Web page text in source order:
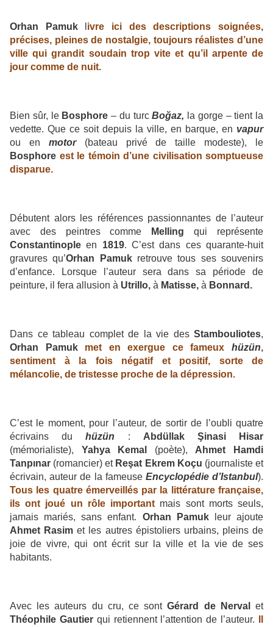
Orhan Pamukl ivre ici des descriptions soignées,
précises, pleines de nostalgie, toujours réalistes d’une
ville qui grandit soudain trop vite et qu’il arpente de
jour comme de nuit.
Bien sûr, le Bosphore – du turcBoğaz, la gorge – tient la
vedette. Que ce soit depuis la ville, en barque, en vapur
ou en motor
(bateau privé de taille modeste), le
Bosphore est le témoin d’une civilisation somptueuse
disparue.
Débutent alors les références passionnantes de l’auteur
avec des peintres comme
Mellingqui représente
Constantinople en 1819. C’est dans ces quarante-huit
gravures qu’Orhan Pamukretrouve tous ses souvenirs
d’enfance. Lorsque l’auteur sera dans sa période de
peinture, il fera allusion à Utrillo, à Matisse, à Bonnard.
Dans ce tableau complet de la vie des Stambouliotes,
Orhan Pamuk
met en exergue ce fameuxhüzün,
sentiment à la fois négatif et positif, sorte de
mélancolie, de tristesse proche de la dépression.
C’est le moment, pour l’auteur, de sortir de l’oubli quatre
écrivains duhüzün : Abdüllak Şinasi Hisar
(mémorialiste), Yahya Kemal (poète), Ahmet Hamdi
Tanpınar (romancier) et Reşat Ekrem Koçu (journaliste et
écrivain, auteur de la fameuse Encyclopédie d’Istanbul).
Tous les quatre émerveillés par la littérature française,
ils ont joué un rôle important mais sont morts seuls,
jamais mariés, sans enfant. Orhan Pamukleur ajoute
Ahmet Rasim et les autres épistoliers urbains, pleins de
joie de vivre, qui ont écrit sur la ville et la vie de ses
habitants.
Avec les auteurs du cru, ce sontGérard de Nerval
et
Théophile Gautierqui retiennent l’attention de l’auteur.